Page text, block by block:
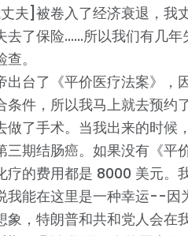
夫]被卷入了经济衰退，我
去了保险......所以我们有几
。
出台了《平价医疗法案》，
条件，所以我马上就去预约
做了手术。当我出来的时候
三期结肠癌。如果没有《平
疗的费用都是 8000 美元。
我能在这里是一种幸运--因
象，特朗普和共和党人会